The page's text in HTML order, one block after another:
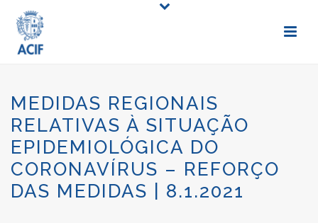
MEDIDAS REGIONAIS
RELATIVAS À SITUAÇÃO
EPIDEMIOLÓGICA DO
CORONAVÍRUS – REFORÇO
DAS MEDIDAS | 8.1.2021